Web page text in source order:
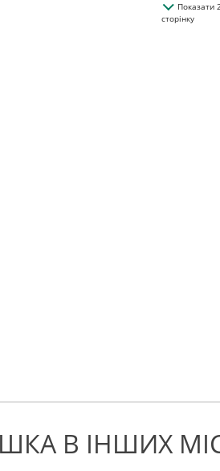
Показати
сторінку
В ІНШИХ